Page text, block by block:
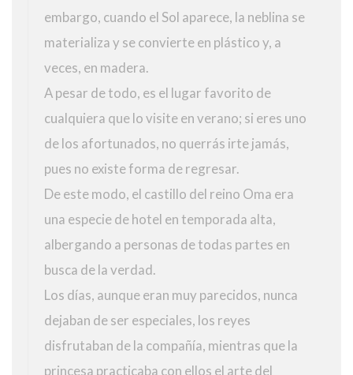
embargo, cuando el Sol aparece, la neblina se
materializa y se convierte en plástico y, a
veces, en madera.
A pesar de todo, es el lugar favorito de
cualquiera que lo visite en verano; si eres uno
de los afortunados, no querrás irte jamás,
pues no existe forma de regresar.
De este modo, el castillo del reino Oma era
una especie de hotel en temporada alta,
albergando a personas de todas partes en
busca de la verdad.
Los días, aunque eran muy parecidos, nunca
dejaban de ser especiales, los reyes
disfrutaban de la compañía, mientras que la
princesa practicaba con ellos el arte del